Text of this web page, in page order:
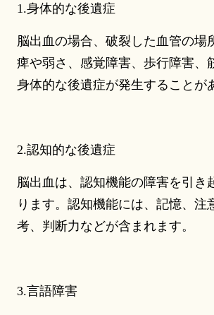
1.身体的な後遺症
脳出血の場合、破裂した血管の場
痺や弱さ、感覚障害、歩行障害、
身体的な後遺症が発生することが
2.認知的な後遺症
脳出血は、認知機能の障害を引き
ります。認知機能には、記憶、注
考、判断力などが含まれます。
3.言語障害